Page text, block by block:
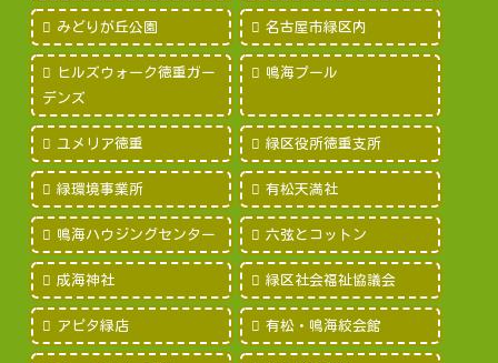
みどりが丘公園 名古屋市緑区内
ヒルズウォーク徳重ガー
デンズ
鳴海プール
ユメリア徳重 緑区役所徳重支所
緑環境事業所 有松天満社
鳴海ハウジングセンター 六弦とコットン
成海神社 緑区社会福祉協議会
アピタ緑店 有松・鳴海絞会館